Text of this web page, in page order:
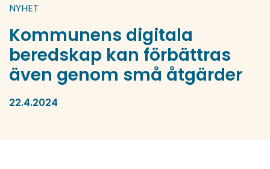
NYHET
Kommunens digitala
beredskap kan förbättras
även genom små åtgärder
22.4.2024